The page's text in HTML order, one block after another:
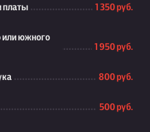
платы 1 350 руб.
или южного
1 950 руб.
800 руб.
500 руб.